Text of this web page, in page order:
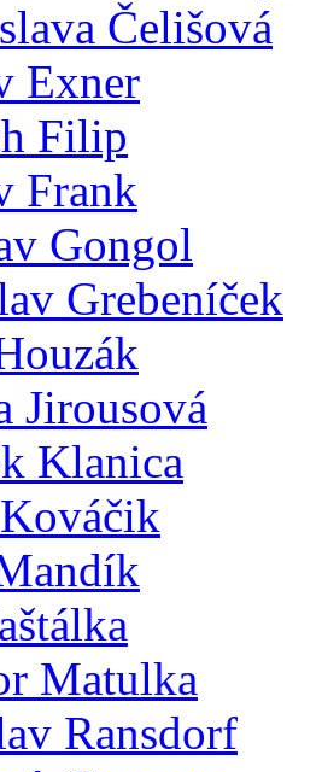
Čelišová
Exner
Filip
Frank
Gongol
Grebeníček
Jirousová
Klanica
Matulka
Ransdorf